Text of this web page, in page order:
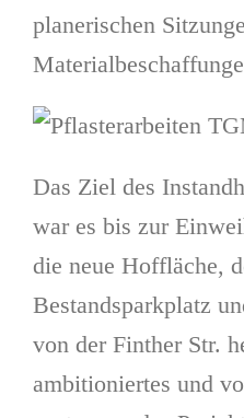
planerischen
Das Ziel des
war es bis zur
die neue Hoffläche,
Bestandsparkplatz
von der Finther Str.
ambitioniertes und